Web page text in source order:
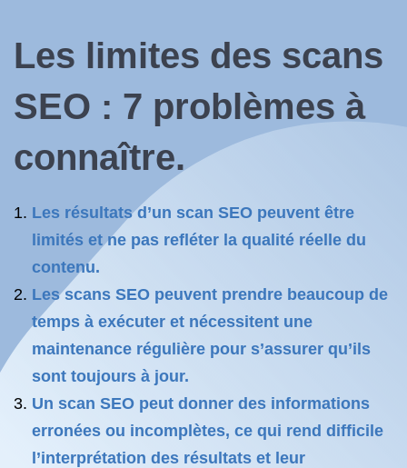
Les limites des scans
SEO : 7 problèmes à
connaître.
Les résultats d’un scan SEO peuvent être
limités et ne pas refléter la qualité réelle du
contenu.
Les scans SEO peuvent prendre beaucoup de
temps à exécuter et nécessitent une
maintenance régulière pour s’assurer qu’ils
sont toujours à jour.
Un scan SEO peut donner des informations
erronées ou incomplètes, ce qui rend difficile
l’interprétation des résultats et leur